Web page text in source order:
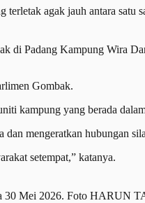
agak jauh antara satu
di Padang Kampung Wira
Gombak.
kampung yang berada
mengeratkan hubungan
setempat,” katanya.
30 Mei 2026. Foto